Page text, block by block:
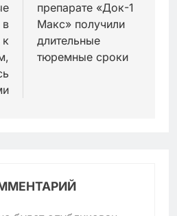
в
к
препарате «Док-1
Макс» получили
длительные
тюремные сроки